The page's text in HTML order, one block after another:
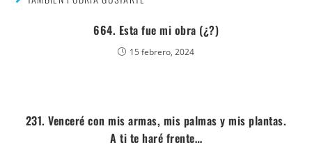
664. Esta fue mi obra (¿?)
15 febrero, 2024
231. Venceré con mis armas, mis palmas y mis plantas.
A ti te haré frente…